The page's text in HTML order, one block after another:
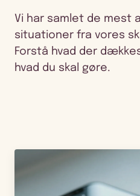
Vi har samlet de mest
situationer fra vores
Forstå hvad der
hvad du skal gøre.